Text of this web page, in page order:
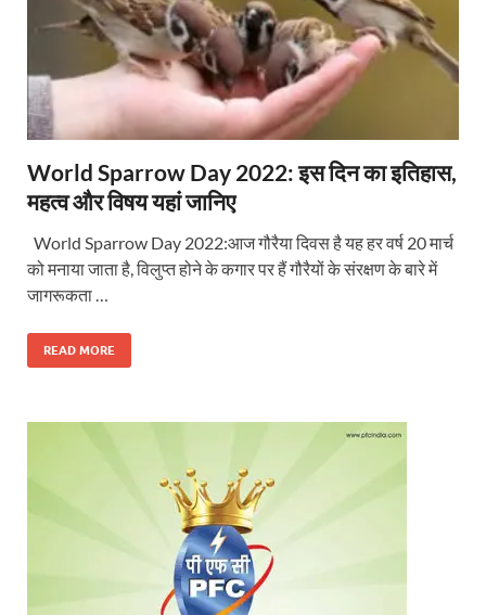
World Sparrow Day 2022: इस दिन का इतिहास,
महत्व और विषय यहां जानिए
World Sparrow Day 2022:आज गौरैया दिवस है यह हर वर्ष 20 मार्च
को मनाया जाता है, विलुप्त होने के कगार पर हैं गौरैयों के संरक्षण के बारे में
जागरूकता …
READ MORE